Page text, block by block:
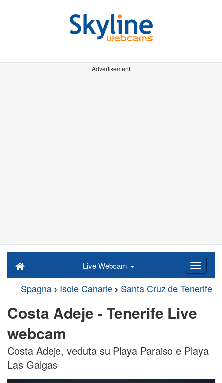
Advertisement
Live Webcam
Spagna Isole Canarie Santa Cruz de Tenerife
Costa Adeje - Tenerife Live
webcam
Costa Adeje, veduta su Playa Paraiso e Playa
Las Galgas